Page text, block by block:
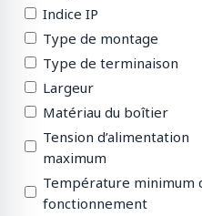
Indice IP
Type de montage
Type de terminaison
Largeur
Matériau du boîtier
Tension d’alimentation
maximum
Température minimum
fonctionnement